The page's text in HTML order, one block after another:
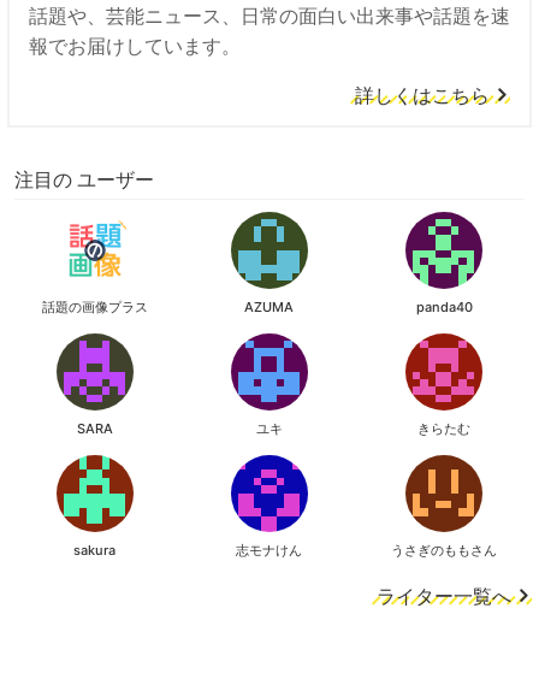
話題や、芸能ニュース、日常の面白い出来事や話題を速
報でお届けしています。
詳しくはこちら
注目の ユーザー
話題の画像プラス AZUMA panda40
SARA ユキ きらたむ
sakura 志モナけん うさぎのももさん
ライター一覧へ